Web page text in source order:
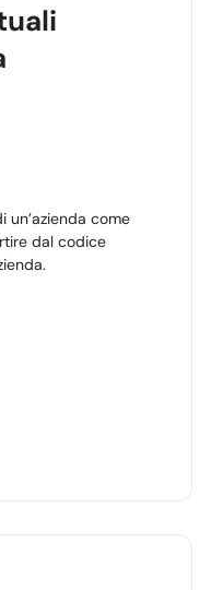
un’azienda come
dal codice